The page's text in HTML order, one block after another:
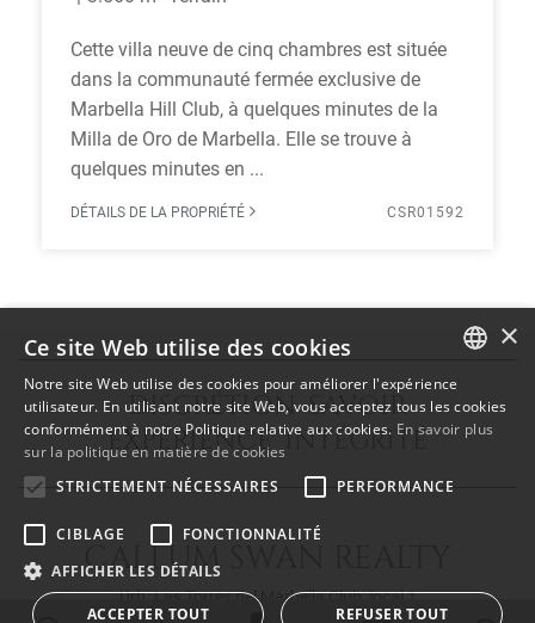
Cette villa neuve de cinq chambres est située
dans la communauté fermée exclusive de
Marbella Hill Club, à quelques minutes de la
Milla de Oro de Marbella. Elle se trouve à
quelques minutes en ...
DÉTAILS DE LA PROPRIÉTÉ CSR01592
DISCRÉTION SAVOIR
EXPÉRIENCE INTÉGRITÉ
CALLUM SWAN REALTY
Urb. Las Torres del Marbella Club, local 1
ENGLISH
SPANISH
FRENCH
×
Ce site Web utilise des cookies
Notre site Web utilise des cookies pour améliorer l'expérience
utilisateur. En utilisant notre site Web, vous acceptez tous les cookies
conformément à notre Politique relative aux cookies. En savoir plus
sur la politique en matière de cookies
STRICTEMENT NÉCESSAIRES
PERFORMANCE
CIBLAGE
FONCTIONNALITÉ
AFFICHER LES DÉTAILS
ACCEPTER TOUT REFUSER TOUT